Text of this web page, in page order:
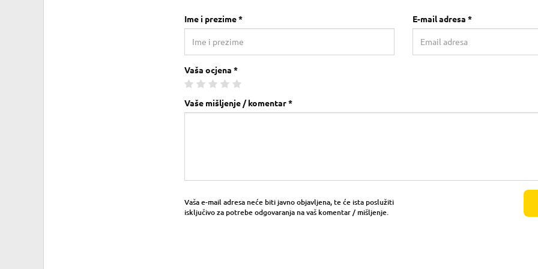
Ime i prezime * E-mail adresa *
Vaša ocjena *
Vaše mišljenje / komentar *
Vaša e-mail adresa neće biti javno objavljena, te će ista poslužiti
isključivo za potrebe odgovaranja na vaš komentar / mišljenje.